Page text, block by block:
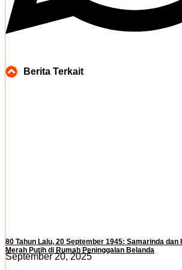
Berita Terkait
80 Tahun Lalu, 20 September 1945: Samarinda dan
Merah Putih di Rumah Peninggalan Belanda
September 20, 2025